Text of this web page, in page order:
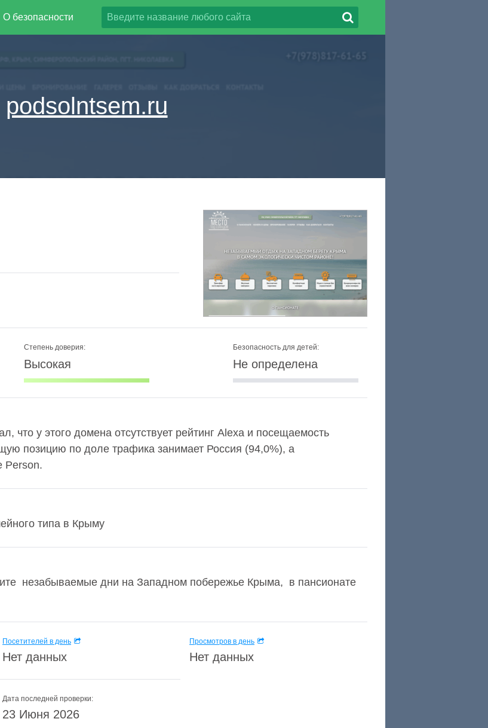
О безопасности
podsolntsem.ru
Степень доверия:
Высокая
Безопасность для детей:
Не определена
что у этого домена отсутствует рейтинг Alexa и посещаемость
позицию по доле трафика занимает Россия (94,0%), а
Person.
типа в Крыму
незабываемые дни на Западном побережье Крыма, в пансионате
Посетителей в день
Нет данных
Просмотров в день
Нет данных
Дата последней проверки:
23 Июня 2026